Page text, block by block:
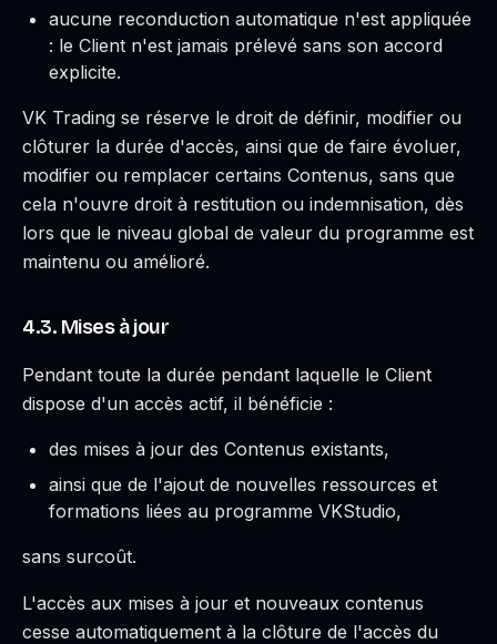
aucune reconduction automatique n'est appliquée
: le Client n'est jamais prélevé sans son accord
explicite.
VK Trading se réserve le droit de définir, modifier ou
clôturer la durée d'accès, ainsi que de faire évoluer,
modifier ou remplacer certains Contenus, sans que
cela n'ouvre droit à restitution ou indemnisation, dès
lors que le niveau global de valeur du programme est
maintenu ou amélioré.
4.3. Mises à jour
Pendant toute la durée pendant laquelle le Client
dispose d'un accès actif, il bénéficie :
des mises à jour des Contenus existants,
ainsi que de l'ajout de nouvelles ressources et
formations liées au programme VKStudio,
sans surcoût.
L'accès aux mises à jour et nouveaux contenus
cesse automatiquement à la clôture de l'accès du